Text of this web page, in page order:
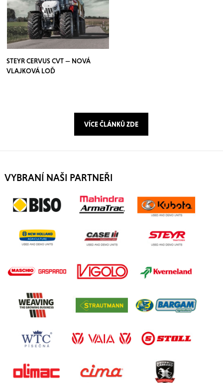
STEYR CERVUS CVT — NOVÁ
VLAJKOVÁ LOĎ
VÍCE ČLÁNKŮ ZDE
VYBRANÍ NAŠI PARTNEŘI